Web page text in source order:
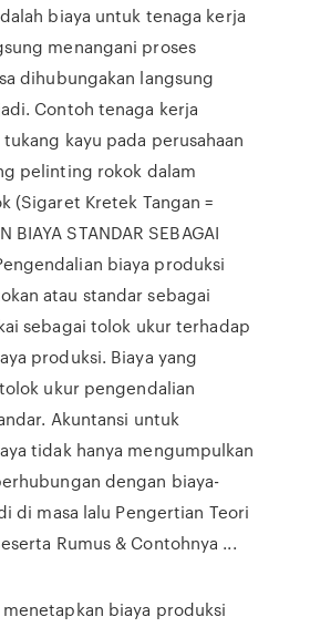
biaya untuk tenaga kerja
menangani proses
dihubungakan langsung
Contoh tenaga kerja
kayu pada perusahaan
pelinting rokok dalam
(Sigaret Kretek Tangan =
BIAYA STANDAR SEBAGAI
biaya produksi
atau standar sebagai
sebagai tolok ukur terhadap
produksi. Biaya yang
ukur pengendalian
Akuntansi untuk
tidak hanya mengumpulkan
dengan biaya-
di masa lalu Pengertian Teori
Rumus & Contohnya ...
biaya produksi